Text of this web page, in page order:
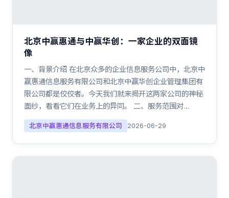
北京中赢惠通与中赢华创：一家企业的双面镜
像
一、背景介绍 在北京众多的企业信息服务公司中，北京中
赢惠通信息服务有限公司和北京中赢华创企业管理集团有
限公司都是佼佼者。今天我们就来揭开这两家公司的神秘
面纱，看看它们在业务上的异同。 二、服务范围对…
北京中赢惠通信息服务有限公司 2026-06-29